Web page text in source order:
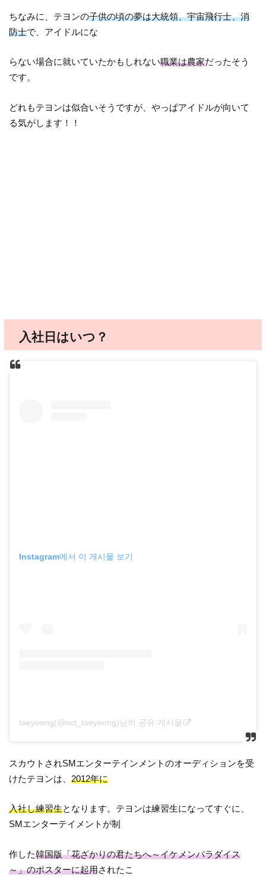
ちなみに、テヨンの子供の頃の夢は大統領、宇宙飛行士、消
防士で、アイドルにな
らない場合に就いていたかもしれない職業は農家だったそう
です。
どれもテヨンは似合いそうですが、やっぱアイドルが向いて
る気がします！！
入社日はいつ？
Instagram에서 이 게시물 보기
taeyeong(@nct_taeyeong)님의 공유 게시물
スカウトされSMエンターテインメントのオーディションを受
けたテヨンは、2012年に
入社し練習生となります。テヨンは練習生になってすぐに、
SMエンターテイメントが制
作した韓国版「花ざかりの君たちへ～イケメンパラダイス
～」のポスターに起用されたこ